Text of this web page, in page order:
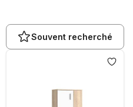
Souvent recherché